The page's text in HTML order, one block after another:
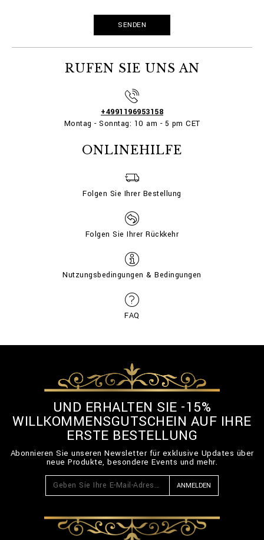
RUFEN SIE UNS AN
+4991196953158
Montag - Sonntag: 10 am - 5 pm CET
ONLINEHILFE
Folgen Sie Ihrer Bestellung
Folgen Sie Ihrer Rückkehr
Nutzungsbedingungen & Bedingungen
FAQ
UND ERHALTEN SIE -15%
WILLKOMMENSGUTSCHEIN AUF IHRE
ERSTE BESTELLUNG
Abonnieren Sie unseren Newsletter für exklusive Updates über
neue Produkte, besondere Events und mehr.
ANMELDEN